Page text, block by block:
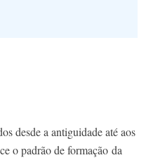
desde a antiguidade até aos
o padrão de formação da